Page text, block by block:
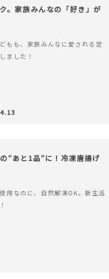
。家族みんなの「好き」が
もも、家族みんなに愛される定
ました！
”あと1品”に！冷凍唐揚げ
用なのに、自然解凍OK。新生活